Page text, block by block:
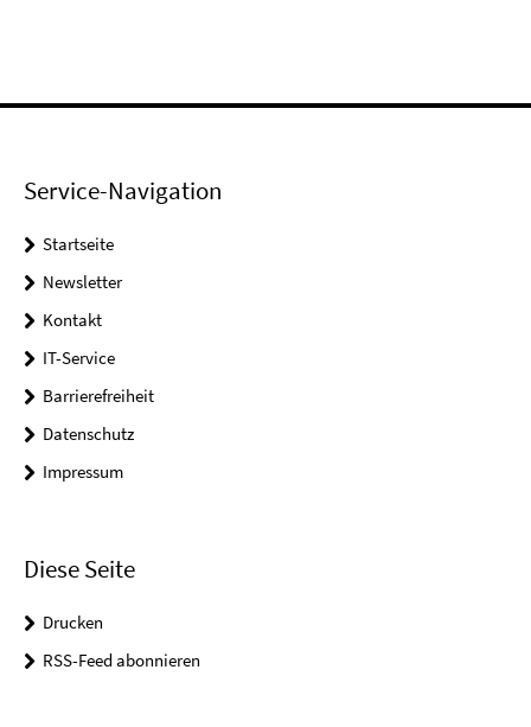
Service-Navigation
Startseite
Newsletter
Kontakt
IT-Service
Barrierefreiheit
Datenschutz
Impressum
Diese Seite
Drucken
RSS-Feed abonnieren